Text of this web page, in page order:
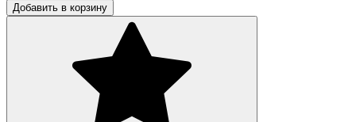
Добавить в корзину